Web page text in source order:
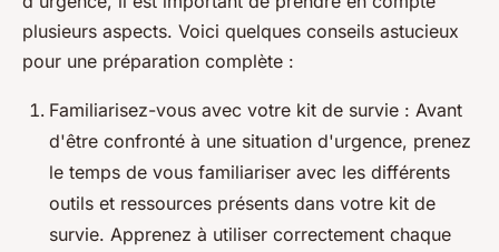
plusieurs aspects. Voici quelques conseils astucieux
pour une préparation complète :
Familiarisez-vous avec votre kit de survie : Avant
d'être confronté à une situation d'urgence, prenez
le temps de vous familiariser avec les différents
outils et ressources présents dans votre kit de
survie. Apprenez à utiliser correctement chaque